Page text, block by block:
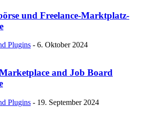
und Freelance-Marktplatz-
Plugins - 6. Oktober 2024
and Job Board
Plugins - 19. September 2024